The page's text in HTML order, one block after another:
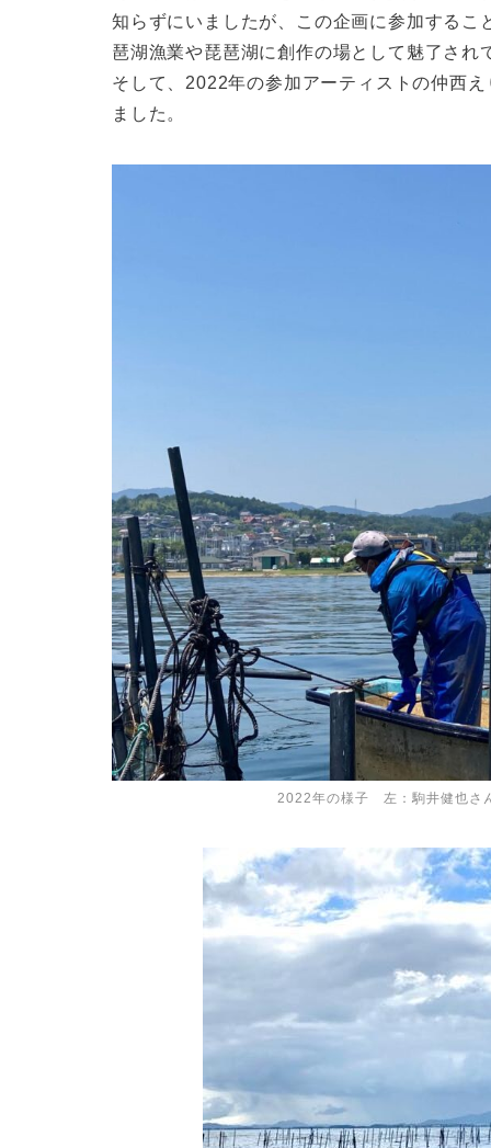
知らずにいましたが、この企画に参加する
琶湖漁業や琵琶湖に創作の場として魅了され
そして、2022年の参加アーティストの仲西
ました。
2022年の様子 左：駒井健也